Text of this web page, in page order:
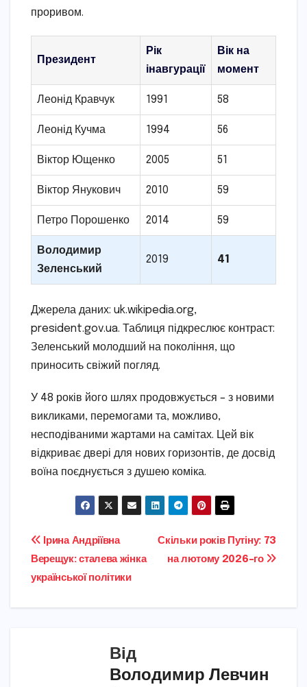
проривом.
Президент
Рік
інавгурації
Вік на
момент
Леонід Кравчук 1991 58
Леонід Кучма 1994 56
Віктор Ющенко 2005 51
Віктор Янукович 2010 59
Петро Порошенко 2014 59
Володимир
Зеленський
2019 41
Джерела даних: uk.wikipedia.org,
president.gov.ua. Таблиця підкреслює контраст:
Зеленський молодший на покоління, що
приносить свіжий погляд.
У 48 років його шлях продовжується – з новими
викликами, перемогами та, можливо,
несподіваними жартами на самітах. Цей вік
відкриває двері для нових горизонтів, де досвід
воїна поєднується з душею коміка.
Навігація
записів
Скільки років Путіну: 73
на лютому 2026-го
Ірина Андріївна
Верещук: сталева жінка
української політики
Від
Володимир Левчин